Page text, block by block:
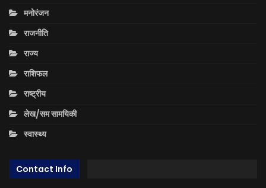
मनोरंजन
राजनीति
राज्य
राशिफल
राष्ट्रीय
लेख/सम सामयिकी
स्वास्थ्य
Contact Info